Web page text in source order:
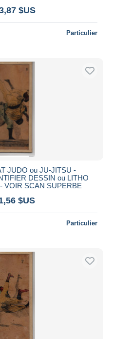
$US
Particulier
JUDO ou JU-JITSU -
DESSIN ou LITHO
VOIR SCAN SUPERBE
$US
Particulier